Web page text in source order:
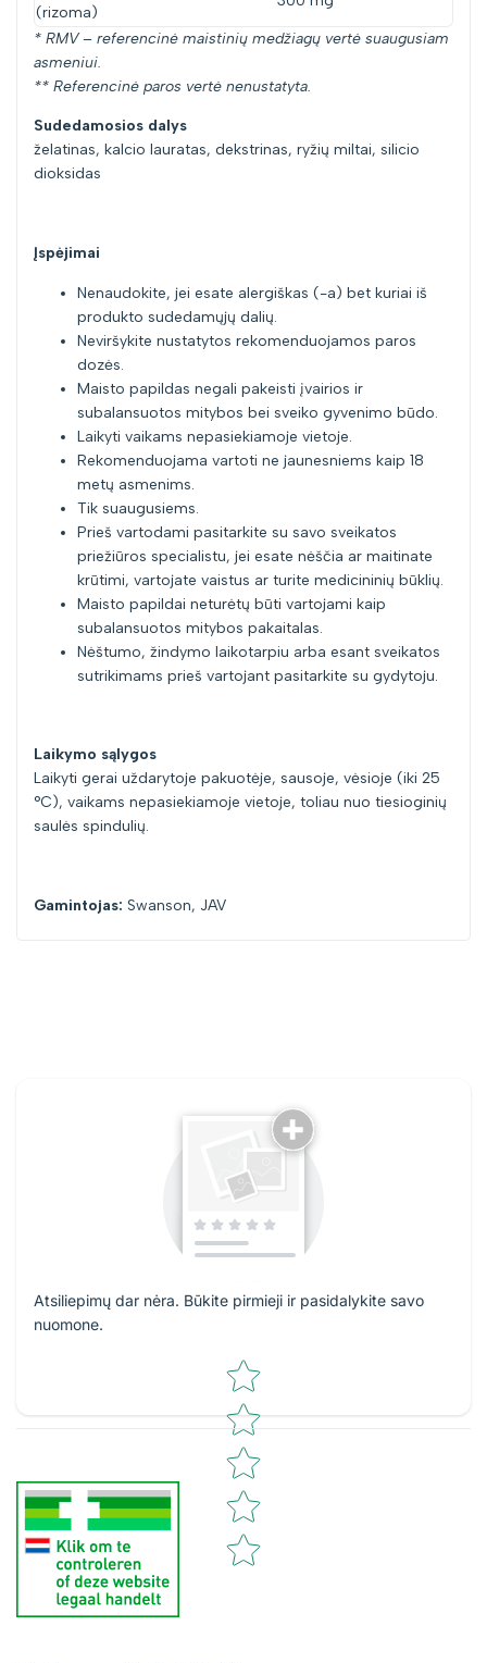
(rizoma)
* RMV – referencinė maistinių medžiagų vertė suaugusiam
asmeniui.
** Referencinė paros vertė nenustatyta.
Sudedamosios dalys
želatinas, kalcio lauratas, dekstrinas, ryžių miltai, silicio
dioksidas
Įspėjimai
Nenaudokite, jei esate alergiškas (-a) bet kuriai iš
produkto sudedamųjų dalių.
Neviršykite nustatytos rekomenduojamos paros
dozės.
Maisto papildas negali pakeisti įvairios ir
subalansuotos mitybos bei sveiko gyvenimo būdo.
Laikyti vaikams nepasiekiamoje vietoje.
Rekomenduojama vartoti ne jaunesniems kaip 18
metų asmenims.
Tik suaugusiems.
Prieš vartodami pasitarkite su savo sveikatos
priežiūros specialistu, jei esate nėščia ar maitinate
krūtimi, vartojate vaistus ar turite medicininių būklių.
Maisto papildai neturėtų būti vartojami kaip
subalansuotos mitybos pakaitalas.
Nėštumo, žindymo laikotarpiu arba esant sveikatos
sutrikimams prieš vartojant pasitarkite su gydytoju.
Laikymo sąlygos
Laikyti gerai uždarytoje pakuotėje, sausoje, vėsioje (iki 25
°C), vaikams nepasiekiamoje vietoje, toliau nuo tiesioginių
saulės spindulių.
Gamintojas: Swanson, JAV
Atsiliepimų dar nėra. Būkite pirmieji ir pasidalykite savo
nuomone.
Star rating